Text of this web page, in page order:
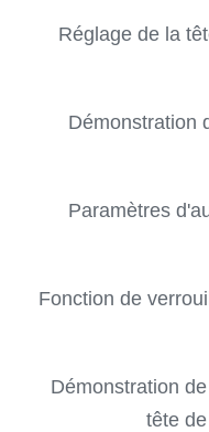
Réglage de la
Démonstration
Paramètres
Fonction de
Démonstration
tête